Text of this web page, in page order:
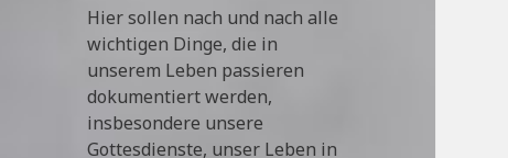
Hier sollen nach und nach alle
wichtigen Dinge, die in
unserem Leben passieren
dokumentiert werden,
insbesondere unsere
Gottesdienste, unser Leben in